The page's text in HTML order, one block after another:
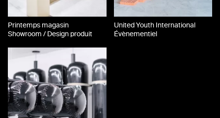
Printemps magasin
Showroom / Design produit
United Youth International
Évènementiel